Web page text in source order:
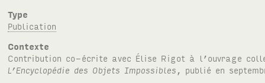
Type
Publication
Contexte
Contribution co-écrite avec Élise Rigot à l’ouvrage
L’Encyclopédie des Objets Impossibles , publié en